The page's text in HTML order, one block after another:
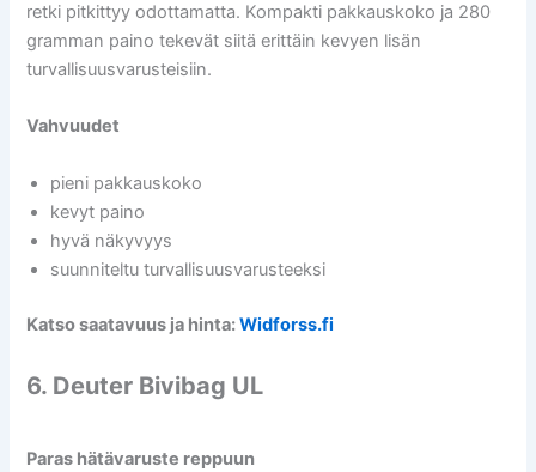
retki pitkittyy odottamatta. Kompakti pakkauskoko ja 280
gramman paino tekevät siitä erittäin kevyen lisän
turvallisuusvarusteisiin.
Vahvuudet
pieni pakkauskoko
kevyt paino
hyvä näkyvyys
suunniteltu turvallisuusvarusteeksi
Katso saatavuus ja hinta:Widforss.fi
6. Deuter Bivibag UL
Paras hätävaruste reppuun